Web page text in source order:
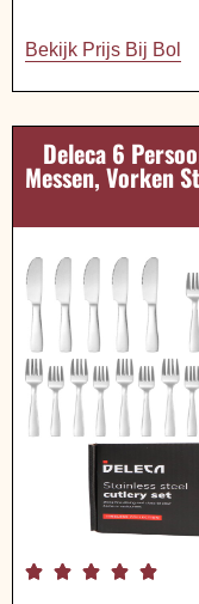
Bekijk Prijs Bij Bol
Deleca 6
Messen, Vorken
    